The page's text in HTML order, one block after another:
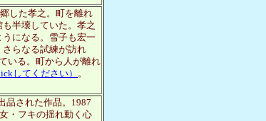
した孝之。町を離れ
半壊していた。孝之
になる。雪子も宏一
らなる試練が訪れ
いる。町から人が離れ
してください） 。
品された作品。1987
・フキの揺れ動く心